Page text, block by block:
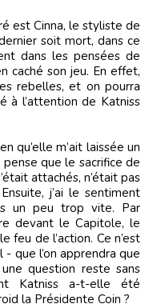
est Cinna, le styliste de
soit mort, dans ce
dans les pensées de
caché son jeu. En effet,
rebelles, et on pourra
à l’attention de Katniss
qu’elle m’ait laissée un
que le sacrifice de
attachés, n’était pas
j’ai le sentiment
un peu trop vite. Par
devant le Capitole, le
feu de l’action. Ce n’est
que l’on apprendra que
question reste sans
Katniss a-t-elle été
la Présidente Coin ?